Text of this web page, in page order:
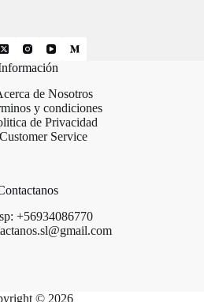
de Nosotros
y condiciones
de Privacidad
Customer Service
+56934086770
© 2026